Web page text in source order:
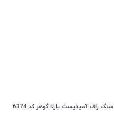
سنگ راف آمیتیست پارلا گوهر کد 6374